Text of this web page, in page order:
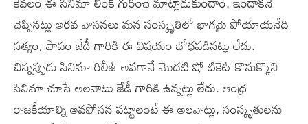
చెప్పినట్లు అరవ వాసనలు మన సంస్కృతిలో భాగమై పోయాయనేది
సత్యం, పాపం జేడీ గారికి ఈ విషయం బోధపడినట్లు లేదు.
చిన్నప్పుడు సినిమా రిలీజ్ అవగానే మొదటి షో టికెట్ కొనుక్కొని
సినిమా చూసే అలవాటు జేడీ గారికి ఉన్నట్లు లేదు. ఆంధ్ర
రాజకీయాల్ని అవపోసన పట్టాలంటే ఈ అలవాట్లు, సంస్కృతులను